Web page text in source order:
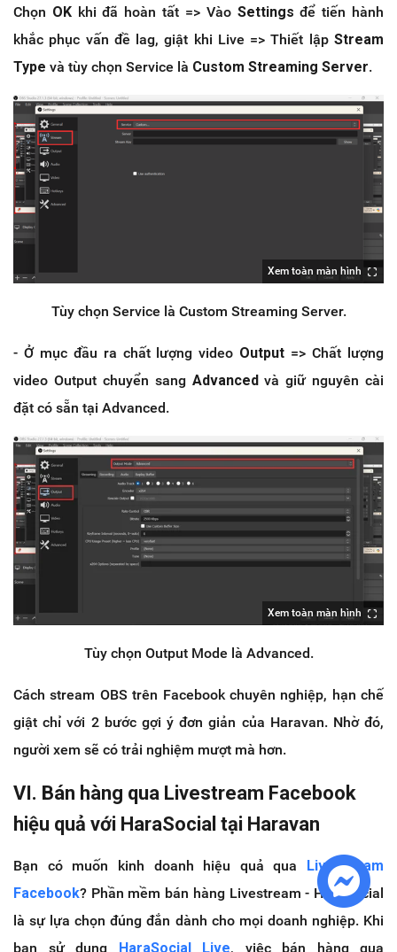
Chọn OKkhi đã hoàn tất => Vào Settingsđể tiến hành
khắc phục vấn đề lag, giật khi Live => Thiết lậpStream
Type và tùy chọn Service là Custom Streaming Server.
Xem toàn màn hình
Tùy chọn Service là Custom Streaming Server.
- Ở mục đầu ra chất lượng video Output => Chất lượng
video Output chuyển sang Advancedvà giữ nguyên cài
đặt có sẵn tại Advanced.
Xem toàn màn hình
Tùy chọn Output Mode là Advanced.
Cách stream OBS trên Facebook chuyên nghiệp, hạn chế
giật chỉ với 2 bước gợi ý đơn giản của Haravan. Nhờ đó,
người xem sẽ có trải nghiệm mượt mà hơn.
VI. Bán hàng qua Livestream Facebook
hiệu quả với HaraSocial tại Haravan
Bạn có muốn kinh doanh hiệu quả qua
Livestream
Facebook? Phần mềm bán hàng Livestream - HaraSocial
là sự lựa chọn đúng đắn dành cho mọi doanh nghiệp. Khi
bạn sử dụng
HaraSocial Live, việc bán hàng qua